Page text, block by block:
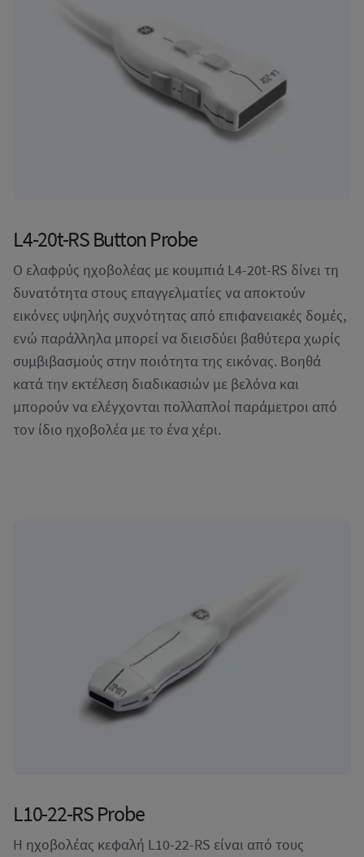
L4-20t-RS Button Probe
Ο ελαφρύς ηχοβολέας με κουμπιά L4-20t-RS δίνει τη
δυνατότητα στους επαγγελματίες να αποκτούν
εικόνες υψηλής συχνότητας από επιφανειακές δομές,
ενώ παράλληλα μπορεί να διεισδύει βαθύτερα χωρίς
συμβιβασμούς στην ποιότητα της εικόνας. Βοηθά
κατά την εκτέλεση διαδικασιών με βελόνα και
μπορούν να ελέγχονται πολλαπλοί παράμετροι από
τον ίδιο ηχοβολέα με το ένα χέρι.
L10-22-RS Probe
Η ηχοβολέας κεφαλή L10-22-RS είναι από τους